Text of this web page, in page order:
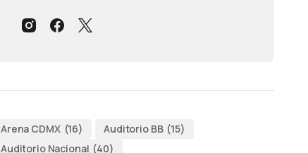
Arena CDMX (16) Auditorio BB (15)
Auditorio Nacional (40)